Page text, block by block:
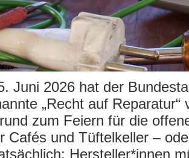
Juni 2026 hat der
„Recht auf Reparatur“
zum Feiern für die
Cafés und Tüftelkeller –
Hersteller*innen